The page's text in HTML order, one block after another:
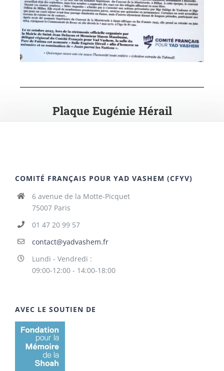
Plaque Eugénie Hérail
COMITÉ FRANÇAIS POUR YAD VASHEM (CFYV)
6 avenue de la Motte-Picquet
75007 Paris
01 47 20 99 57
contact@yadvashem.fr
Lundi - Vendredi :
09:00-12:00 - 14:00-18:00
AVEC LE SOUTIEN DE